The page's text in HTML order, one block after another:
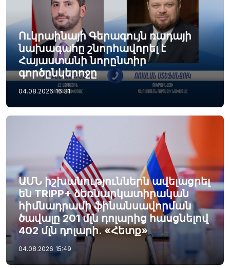
Ուկրաինայի Գերագույն ռադայի
նախագահը շնորհավորել է
Հայաստանի նորընտիր
գործընկերոջը
04.08.2026 16:31
ԱՄՆ իշխանություններն ավելացրել
են TRIPP+ ձեռնարկատիրական
հիմնադրամի ֆինանսավորման
ծավալը 201 մլն դոլարից հասցնելով
402 մլն դոլարի. «Հետք»
04.08.2026 15:49